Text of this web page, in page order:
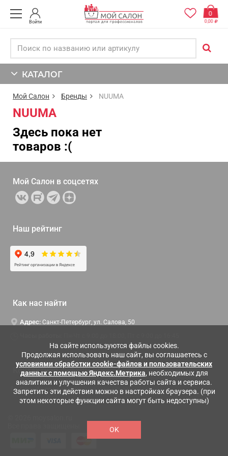
На сайте используются файлы cookies.
Продолжая использовать наш сайт, вы соглашаетесь с
условиями обработки cookie-файлов и пользовательских
данных с помощью Яндекс.Метрика, необходимых для
аналитики и улучшения качества работы сайта и сервиса.
Запретить эти действия можно в настройках браузера. (при
этом некоторые функции сайта могут быть недоступны)
OK
Войти
0
0,00
КАТАЛОГ
Мой Салон Бренды NUUMA
NUUMA
Здесь пока нет
товаров :(
Мой Салон в соцсетях
Наш рейтинг
Как нас найти
Адрес: Санкт-Петербург, ул. Салова, 50
Контактная информация
Служба поддержки: Заказать обратный звонок